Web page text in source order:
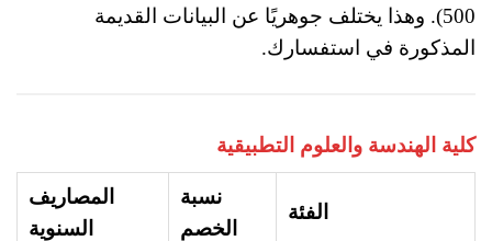
500). وهذا يختلف جوهريًا عن البيانات القديمة
المذكورة في استفسارك.
كلية الهندسة والعلوم التطبيقية
الفئة
نسبة
الخصم
المصاريف
السنوية